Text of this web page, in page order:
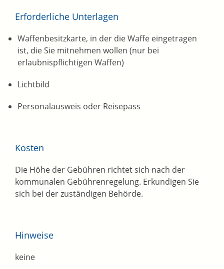
Erforderliche Unterlagen
Waffenbesitzkarte, in der die Waffe eingetragen
ist, die Sie mitnehmen wollen (nur bei
erlaubnispflichtigen Waffen)
Lichtbild
Personalausweis oder Reisepass
Kosten
Die Höhe der Gebühren richtet sich nach der
kommunalen Gebührenregelung. Erkundigen Sie
sich bei der zuständigen Behörde.
Hinweise
keine